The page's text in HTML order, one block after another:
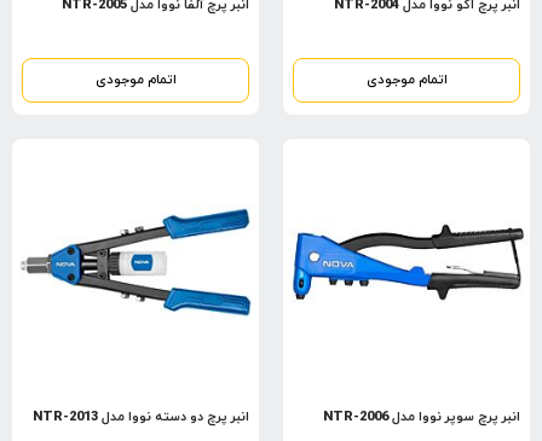
انبر پرچ اکو نووا مدل NTR-2004
اتمام موجودی
انبر پرچ آلفا نووا مدل NTR-2005
اتمام موجودی
انبر پرچ سوپر نووا مدل NTR-2006 انبر پرچ دو دسته نووا مدل NTR-2013